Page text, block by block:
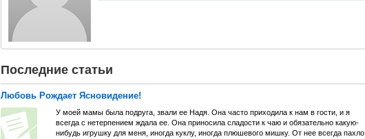
Последние статьи
Любовь Рождает Ясновидение!
У моей мамы была подруга, звали ее Надя. Она часто приходила к нам в гости, и я
всегда с нетерпением ждала ее. Она приносила сладости к чаю и обязательно какую-
нибудь игрушку для меня, иногда куклу, иногда плюшевого мишку. От нее всегда пахло